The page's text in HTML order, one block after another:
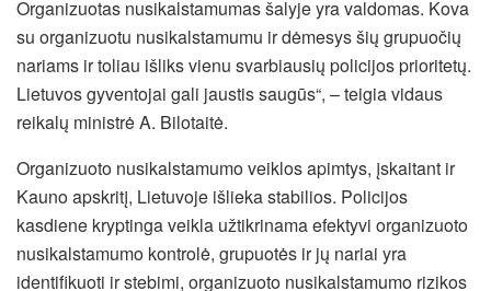
Organizuotas nusikalstamumas šalyje yra valdomas. Kova
su organizuotu nusikalstamumu ir dėmesys šių grupuočių
nariams ir toliau išliks vienu svarbiausių policijos prioritetų.
Lietuvos gyventojai gali jaustis saugūs“, – teigia vidaus
reikalų ministrė A. Bilotaitė.
Organizuoto nusikalstamumo veiklos apimtys, įskaitant ir
Kauno apskritį, Lietuvoje išlieka stabilios. Policijos
kasdiene kryptinga veikla užtikrinama efektyvi organizuoto
nusikalstamumo kontrolė, grupuotės ir jų nariai yra
identifikuoti ir stebimi, organizuoto nusikalstamumo rizikos